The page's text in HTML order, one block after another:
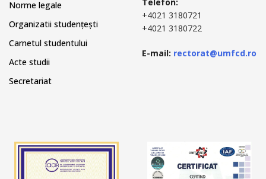
Norme legale
Organizatii studențești
Carnetul studentului
Acte studii
Secretariat
+4021 3180721
+4021 3180722
E-mail: rectorat@umfcd.ro